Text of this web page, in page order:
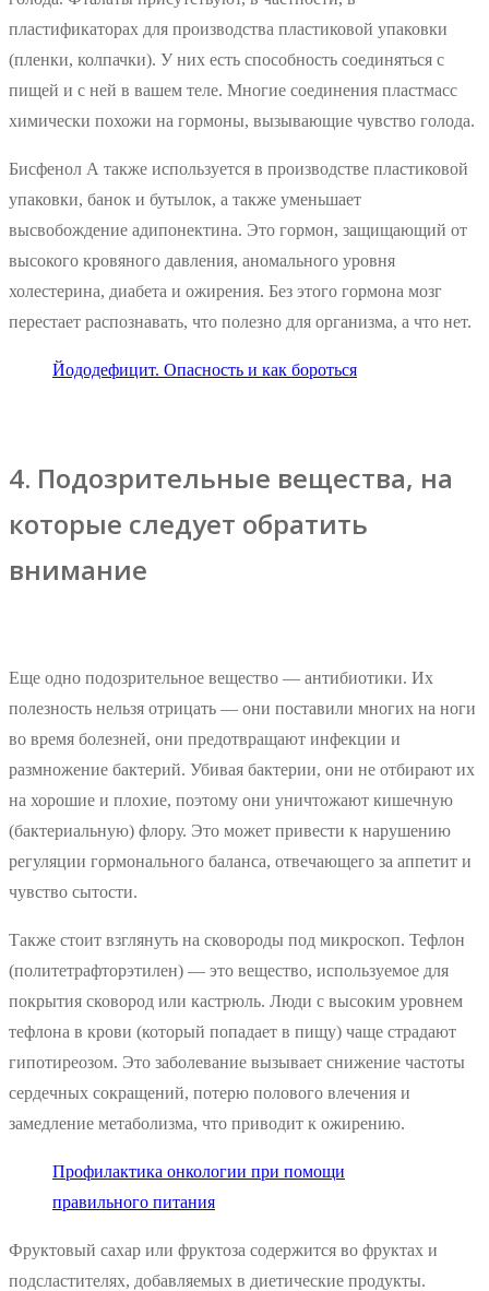
пластификаторах для производства пластиковой упаковки
(пленки, колпачки). У них есть способность соединяться с
пищей и с ней в вашем теле. Многие соединения пластмасс
химически похожи на гормоны, вызывающие чувство голода.
Бисфенол А также используется в производстве пластиковой
упаковки, банок и бутылок, а также уменьшает
высвобождение адипонектина. Это гормон, защищающий от
высокого кровяного давления, аномального уровня
холестерина, диабета и ожирения. Без этого гормона мозг
перестает распознавать, что полезно для организма, а что нет.
Йододефицит. Опасность и как бороться
4. Подозрительные вещества, на
которые следует обратить
внимание
Еще одно подозрительное вещество — антибиотики. Их
полезность нельзя отрицать — они поставили многих на ноги
во время болезней, они предотвращают инфекции и
размножение бактерий. Убивая бактерии, они не отбирают их
на хорошие и плохие, поэтому они уничтожают кишечную
(бактериальную) флору. Это может привести к нарушению
регуляции гормонального баланса, отвечающего за аппетит и
чувство сытости.
Также стоит взглянуть на сковороды под микроскоп. Тефлон
(политетрафторэтилен) — это вещество, используемое для
покрытия сковород или кастрюль. Люди с высоким уровнем
тефлона в крови (который попадает в пищу) чаще страдают
гипотиреозом. Это заболевание вызывает снижение частоты
сердечных сокращений, потерю полового влечения и
замедление метаболизма, что приводит к ожирению.
Профилактика онкологии при помощи
правильного питания
Фруктовый сахар или фруктоза содержится во фруктах и
подсластителях, добавляемых в диетические продукты.